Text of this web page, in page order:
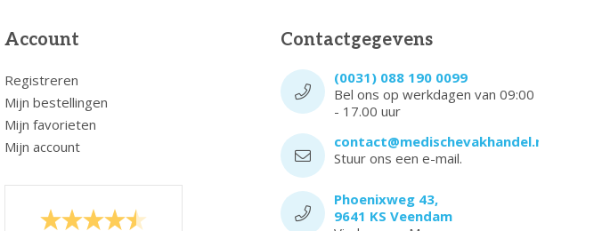
Account
Registreren
Mijn bestellingen
Mijn favorieten
Mijn account
Contactgegevens
(0031) 088 190 0099
Bel ons op werkdagen van 09:00
- 17.00 uur
contact@medischevakhandel.nl
Stuur ons een e-mail.
Phoenixweg 43,
9641 KS Veendam